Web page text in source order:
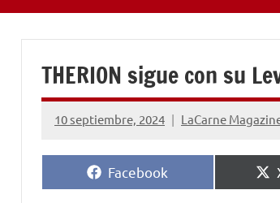
THERION sigue con su
10 septiembre, 2024 LaCarne
Compartir
en
Facebook